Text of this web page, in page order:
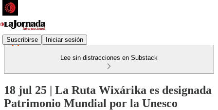
Suscribirse Iniciar sesión
Lee sin distracciones en Substack
18 jul 25 | La Ruta Wixárika es designada
Patrimonio Mundial por la Unesco